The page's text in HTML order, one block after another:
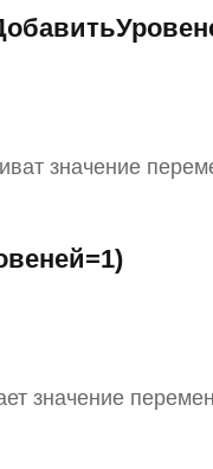
значение
значение